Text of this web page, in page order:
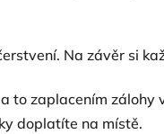
Na závěr si
zaplacením zálohy
doplatíte na místě.